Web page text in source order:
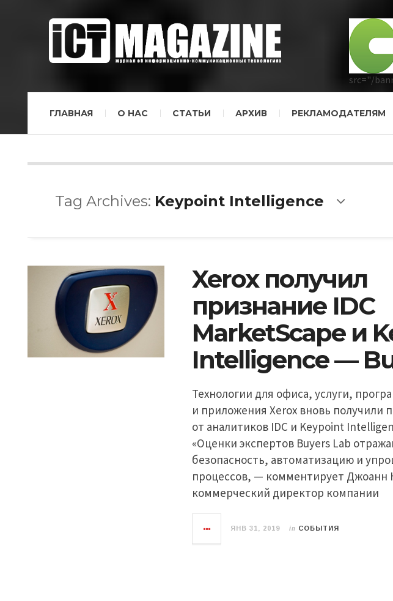
src="/
ГЛАВНАЯ О НАС СТАТЬИ АРХИВ РЕКЛАМОДАТЕЛЯМ
Tag Archives: Keypoint Intelligence
Xerox получил
признание IDC
MarketScape и
Intelligence —
Технологии для офиса, услуги,
и приложения Xerox вновь получили
от аналитиков IDC и Keypoint
«Оценки экспертов Buyers Lab
безопасность, автоматизацию и
процессов, — комментирует
коммерческий директор компании
ЯНВ 31, 2019 in СОБЫТИЯ